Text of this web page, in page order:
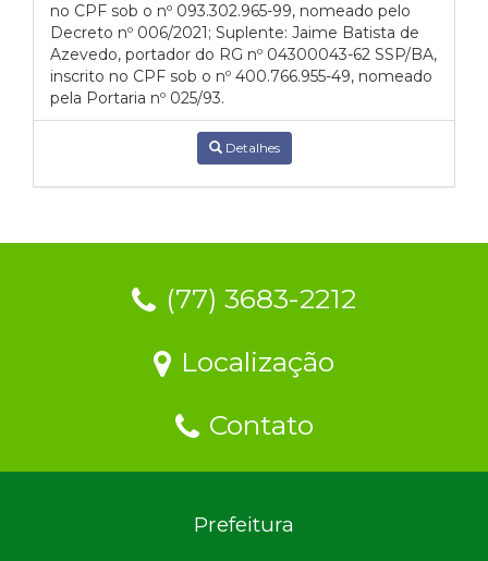
no CPF sob o nº 093.302.965-99, nomeado pelo
Decreto nº 006/2021; Suplente: Jaime Batista de
Azevedo, portador do RG nº 04300043-62 SSP/BA,
inscrito no CPF sob o nº 400.766.955-49, nomeado
pela Portaria nº 025/93.
Detalhes
(77) 3683-2212
Localização
Contato
Prefeitura